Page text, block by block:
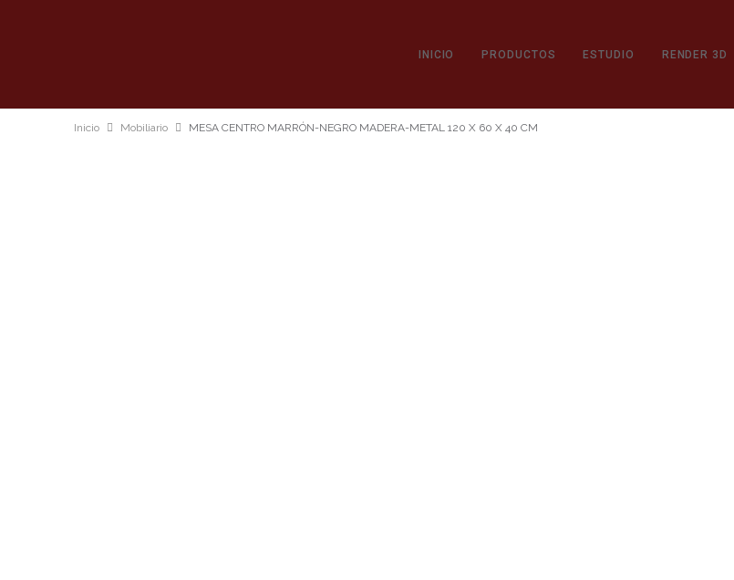
INICIO PRODUCTOS ESTUDIO RENDER 3D
Inicio Mobiliario MESA CENTRO MARRÓN-NEGRO MADERA-METAL 120 X 60 X 40 CM